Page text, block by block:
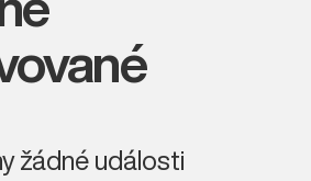
žádné události